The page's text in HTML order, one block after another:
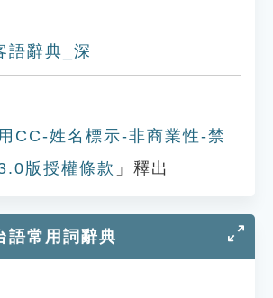
語辭典_深
CC-姓名標示-非商業性-禁
版授權條款 」釋出
語常用詞辭典